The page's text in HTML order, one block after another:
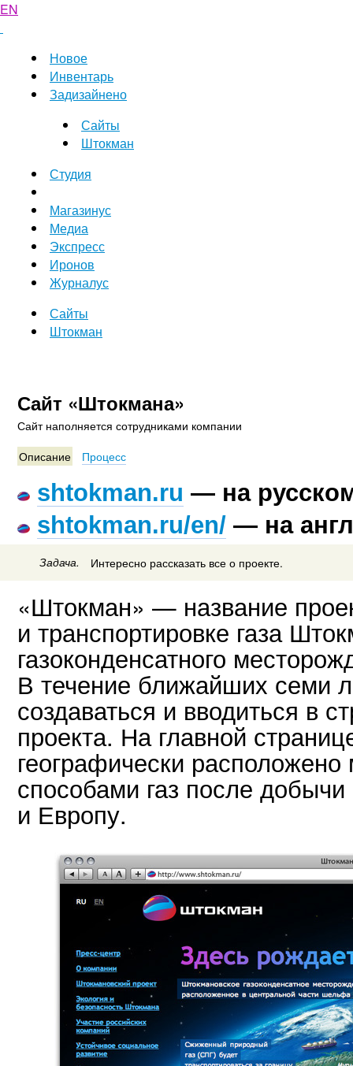
EN
Новое
Инвентарь
Задизайнено
Сайты
Штокман
Студия
Магазинус
Медиа
Экспресс
Иронов
Журналус
Сайты
Штокман
Сайт «Штокмана»
Сайт наполняется сотрудниками компании
Описание
Процесс
shtokman.ru — на
shtokman.ru/en/ — на
Задача. Интересно рассказать все о проекте.
«Штокман» — название
и транспортировке газа
газоконденсатного
В течение ближайших семи
создаваться и вводиться в
проекта. На главной
географически
способами газ после
и Европу.